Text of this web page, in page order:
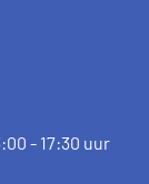
- 17:30 uur